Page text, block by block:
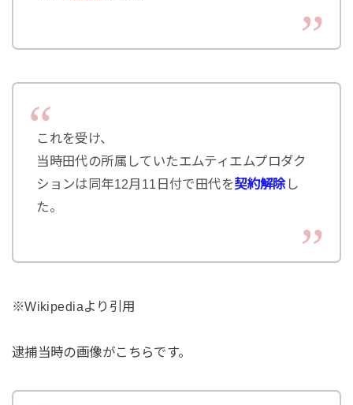
これを受け、
当時田代の所属していたエムティエムプロダク
ションは同年12月11日付で田代を契約解除し
た。
※Wikipediaより引用
逮捕当時の画像がこちらです。